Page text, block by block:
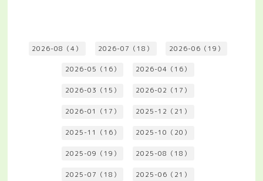
2026-08（4） 2026-07（18） 2026-06（19）
2026-05（16） 2026-04（16）
2026-03（15） 2026-02（17）
2026-01（17） 2025-12（21）
2025-11（16） 2025-10（20）
2025-09（19） 2025-08（18）
2025-07（18） 2025-06（21）